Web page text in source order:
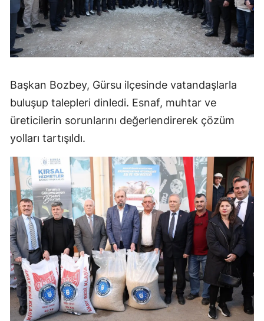
Başkan Bozbey, Gürsu ilçesinde vatandaşlarla
buluşup talepleri dinledi. Esnaf, muhtar ve
üreticilerin sorunlarını değerlendirerek çözüm
yolları tartışıldı.